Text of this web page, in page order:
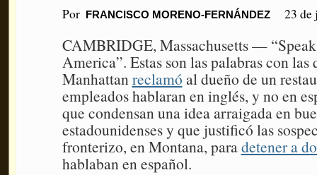
Por FRANCISCO MORENO-FERNÁNDEZ 23 de
CAMBRIDGE, Massachusetts —
America”. Estas son las palabras con las
Manhattanreclamó al dueño de un
empleados hablaran en inglés, y no en
que condensan una idea arraigada en
estadounidenses y que justificó las
fronterizo, en Montana, paradetener a
hablaban en español.